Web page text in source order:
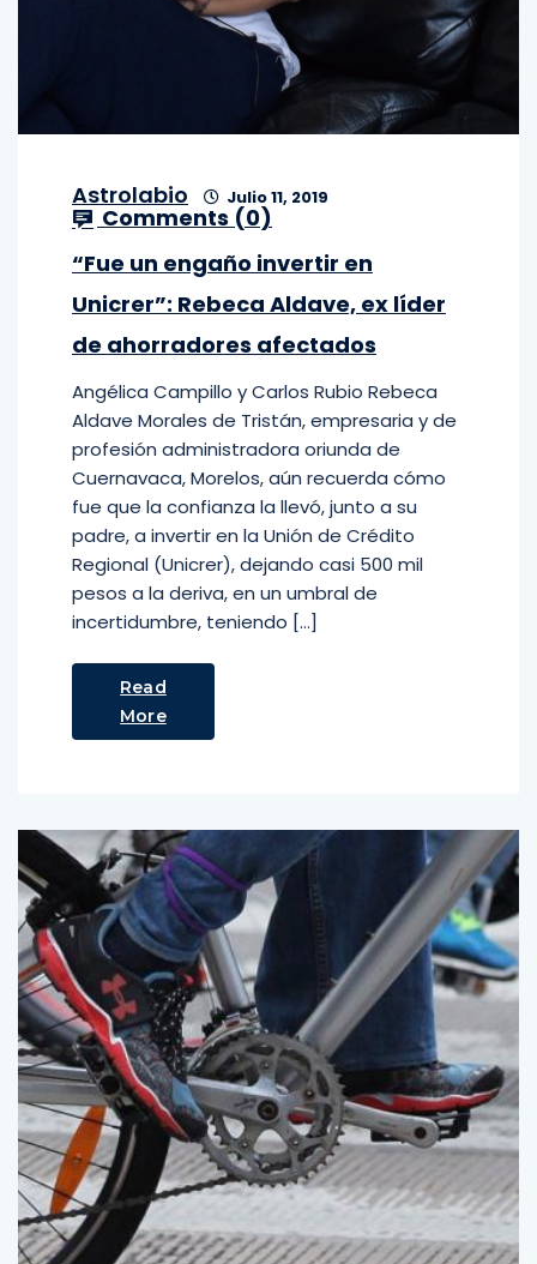
Astrolabio Julio 11, 2019
Comments (0)
“Fue un engaño invertir en
Unicrer”: Rebeca Aldave, ex líder
de ahorradores afectados
Angélica Campillo y Carlos Rubio Rebeca
Aldave Morales de Tristán, empresaria y de
profesión administradora oriunda de
Cuernavaca, Morelos, aún recuerda cómo
fue que la confianza la llevó, junto a su
padre, a invertir en la Unión de Crédito
Regional (Unicrer), dejando casi 500 mil
pesos a la deriva, en un umbral de
incertidumbre, teniendo […]
Read
More